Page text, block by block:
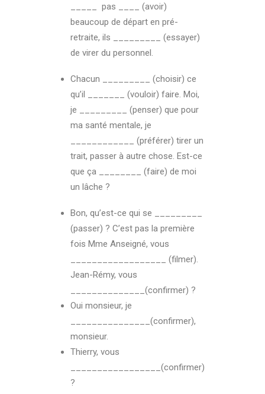
_____ pas ____ (avoir)
beaucoup de départ en pré-
retraite, ils _________ (essayer)
de virer du personnel.
Chacun _________ (choisir) ce
qu’il _______ (vouloir) faire. Moi,
je _________ (penser) que pour
ma santé mentale, je
____________ (préférer) tirer un
trait, passer à autre chose. Est-ce
que ça ________ (faire) de moi
un lâche ?
Bon, qu’est-ce qui se _________
(passer) ? C’est pas la première
fois Mme Anseigné, vous
__________________ (filmer).
Jean-Rémy, vous
______________(confirmer) ?
Oui monsieur, je
_______________(confirmer),
monsieur.
Thierry, vous
_________________(confirmer)
?